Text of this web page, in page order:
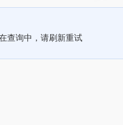
查询中，请刷新重试